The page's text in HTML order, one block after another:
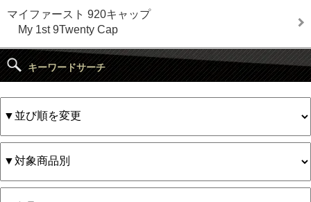
マイファースト 920キャップ
My 1st 9Twenty Cap
キーワードサーチ